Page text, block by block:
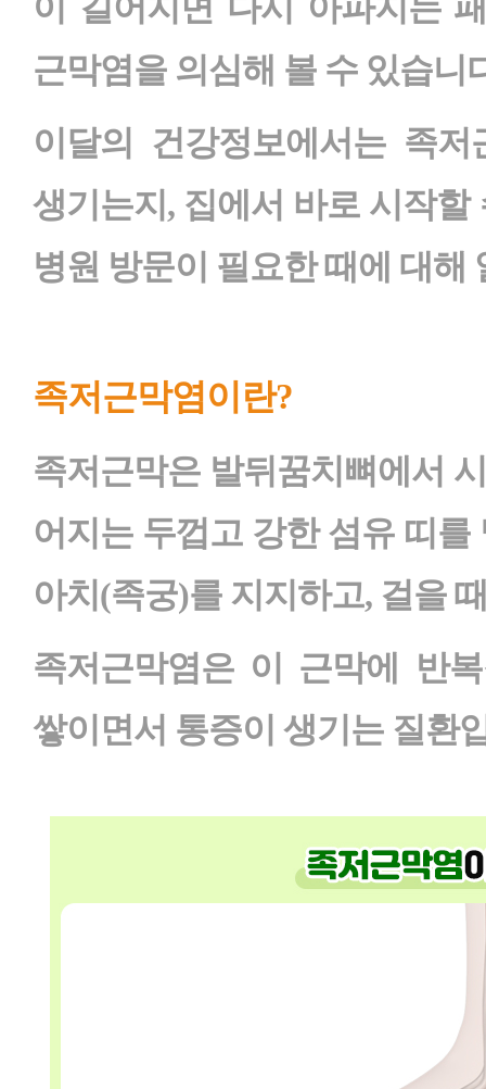
근막염을 의심해 볼 수 있습니
이달의 건강정보에서는 족
생기는지, 집에서 바로 시작할
병원 방문이 필요한 때에 대해
족저근막염이란?
족저근막은 발뒤꿈치뼈에서
어지는 두껍고 강한 섬유 띠
아치(족궁)를 지지하고, 걸을
족저근막염은 이 근막에 반
쌓이면서 통증이 생기는 질환